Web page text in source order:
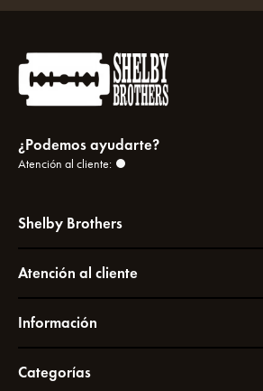
¿Podemos ayudarte?
Atención al cliente:
Shelby Brothers
Atención al cliente
Información
Categorías